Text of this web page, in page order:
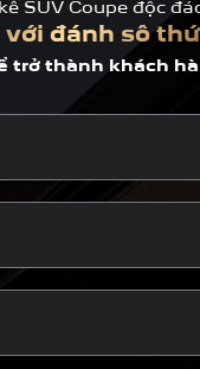
SUV Coupe độc
với đánh số
trở thành khách